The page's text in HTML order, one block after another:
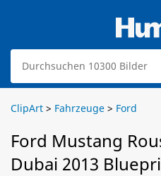
ClipArt > Fahrzeuge > Ford
Ford Mustang
Dubai 2013